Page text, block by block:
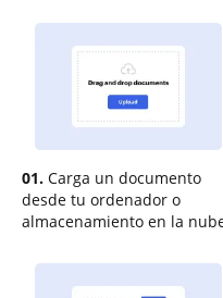
01. Carga un documento
desde tu ordenador o
almacenamiento en la